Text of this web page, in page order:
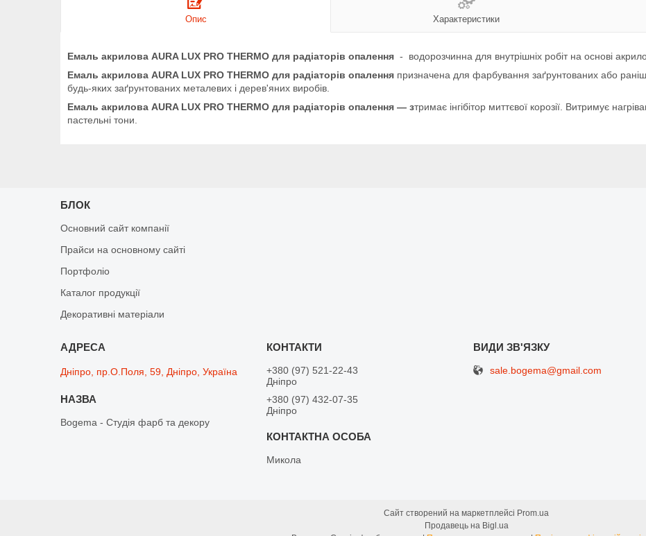
Опис Характеристики
Емаль акрилова AURA LUX PRO THERMO для радіаторів опалення - водорозчинна для внутрішніх робіт на основі
Емаль акрилова AURA LUX PRO THERMO для радіаторів опалення призначена для фарбування заґрунтованих або
будь-яких заґрунтованих металевих і дерев'яних виробів.
Емаль акрилова AURA LUX PRO THERMO для радіаторів опалення — зтримає інгібітор миттєвої корозії. Витримує
пастельні тони.
БЛОК
Основний сайт компанії
Прайси на основному сайті
Портфоліо
Каталог продукції
Декоративні матеріали
Дніпро, пр.О.Поля, 59, Дніпро, Україна
Bogema - Студія фарб та декору
+380 (97) 521-22-43
Дніпро
+380 (97) 432-07-35
Дніпро
Микола
sale.bogema@gmail.com
Сайт створений на маркетплейсі Prom.ua
Продавець на Bigl.ua